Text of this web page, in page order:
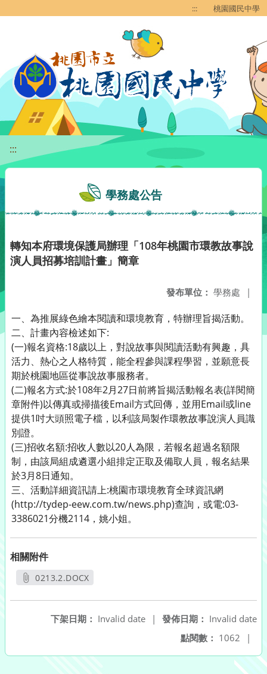
::: 桃園國民中學
:::
學務處公告
轉知本府環境保護局辦理「108年桃園市環教故事說
演人員招募培訓計畫」簡章
發布單位： 學務處 |
一、為推展綠色繪本閱讀和環境教育，特辦理旨揭活動。
二、計畫內容檢述如下:
(一)報名資格:18歲以上，對說故事與閱讀活動有興趣，具
活力、熱心之人格特質，能全程參與課程學習，並願意長
期於桃園地區從事說故事服務者。
(二)報名方式:於108年2月27日前將旨揭活動報名表(詳閱簡
章附件)以傳真或掃描後Email方式回傳，並用Email或line
提供1吋大頭照電子檔，以利該局製作環教故事說演人員識
別證。
(三)招收名額:招收人數以20人為限，若報名超過名額限
制，由該局組成遴選小組排定正取及備取人員，報名結果
於3月8日通知。
三、活動詳細資訊請上:桃園市環境教育全球資訊網
(http://tydep-eew.com.tw/news.php)查詢，或電:03-
3386021分機2114，姚小姐。
相關附件
0213.2.DOCX
發佈日期： Invalid date
下架日期： Invalid date
|
點閱數： 1062 |